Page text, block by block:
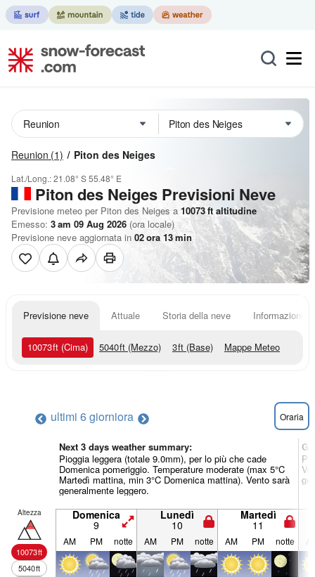
Reunion (1) Piton des Neiges
Lat./Long.:21.08° S55.48° E
Piton des Neiges Previsioni Neve
Previsione meteo per Piton des Neiges a 10073ft altitudine
Emesso: 3 am 09 Aug 2026 (ora locale)
Previsione neve aggiornata in 02ora13min
Previsione neve Attuale Storia della neve Informazioni
10073ft (Cima) 5040ft (Mezzo) 3ft (Base) Mappe Meteo
ultimi 6 giorniora Oraria
Next 3 days weather summary:
Pioggia leggera (totale 9.0mm), per lo più che cade
Domenica pomeriggio. Temperature moderate (max 5°C
Martedì mattina, min 3°C Domenica mattina). Vento sarà
generalmente leggero.
Altezza
10073ft
5040ft
Domenica
9
Lunedì
10
Martedì
11
AM PM notte AM PM notte AM PM notte